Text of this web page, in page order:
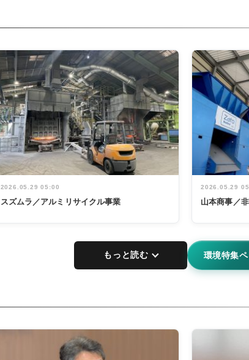
2026.05.29 05:00
スズムラ／アルミリサイクル事業
2026.05.29
山本商事／
もっと読む 環境特集